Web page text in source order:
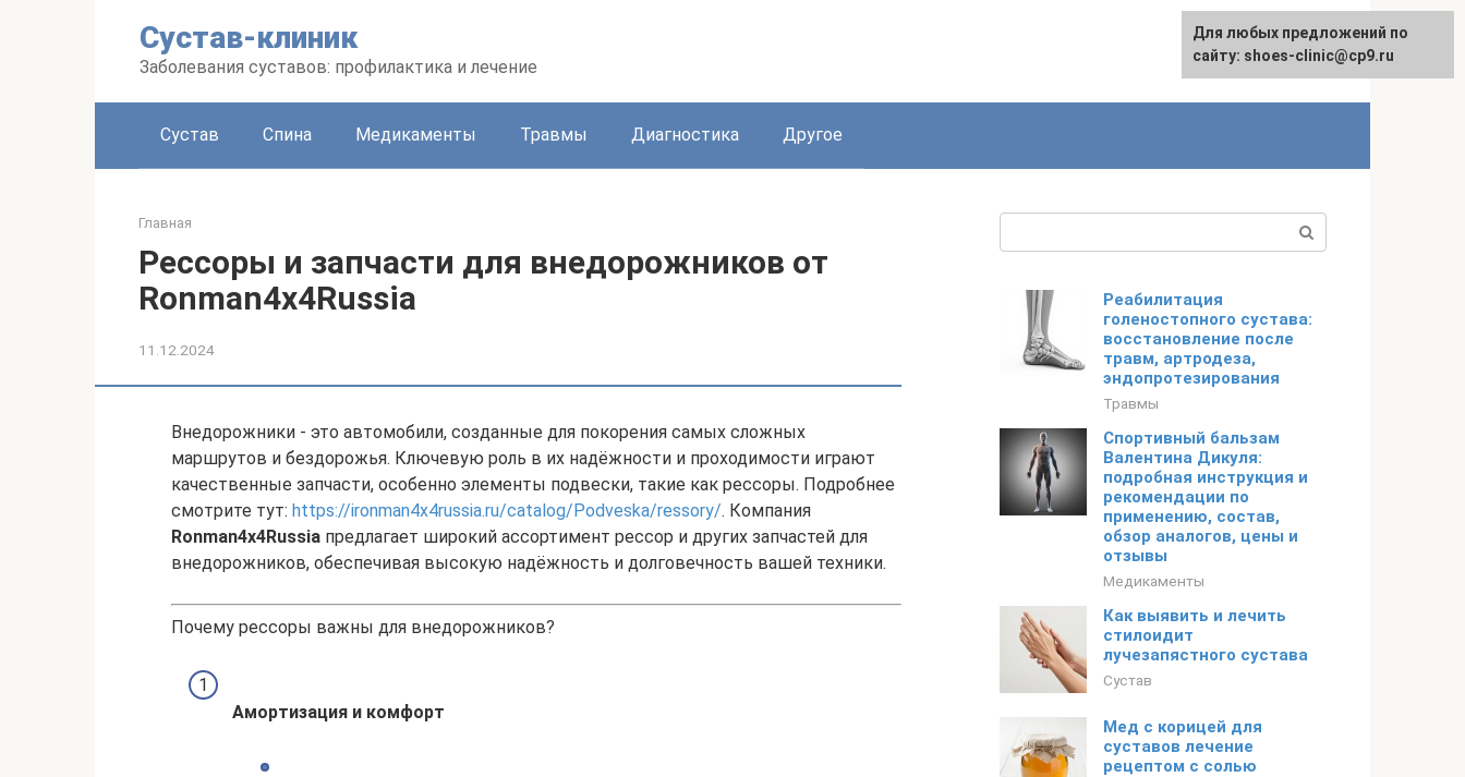
Сустав-клиник
Заболевания суставов: профилактика и лечение
Сустав Спина Медикаменты Травмы Диагностика Другое
Главная
Рессоры и запчасти для внедорожников от
Ronman4x4Russia
11.12.2024
Внедорожники - это автомобили, созданные для покорения самых сложных
маршрутов и бездорожья. Ключевую роль в их надёжности и проходимости играют
качественные запчасти, особенно элементы подвески, такие как рессоры. Подробнее
смотрите тут: https://ironman4x4russia.ru/catalog/Podveska/ressory/. Компания
Ronman4x4Russia предлагает широкий ассортимент рессор и других запчастей для
внедорожников, обеспечивая высокую надёжность и долговечность вашей техники.
Почему рессоры важны для внедорожников?
Амортизация и комфорт
Реабилитация
голеностопного сустава:
восстановление после
травм, артродеза,
эндопротезирования
Травмы
Спортивный бальзам
Валентина Дикуля:
подробная инструкция и
рекомендации по
применению, состав,
обзор аналогов, цены и
отзывы
Медикаменты
Как выявить и лечить
стилоидит
лучезапястного сустава
Сустав
Мед с корицей для
суставов лечение
рецептом с солью
Для любых предложений по
сайту: shoes-clinic@cp9.ru